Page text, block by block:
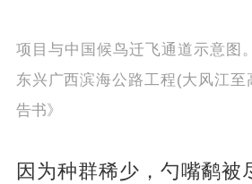
项目与中国候鸟迁飞通道示意图
东兴广西滨海公路工程(大风江
告书》
因为种群稀少，勺嘴鹬被